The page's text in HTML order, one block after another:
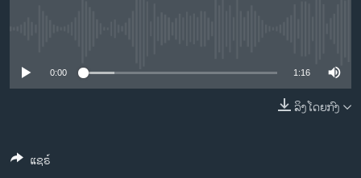
ອິດສະຫຼະພາບດ້ານການຂ່າວ
ວິທະຍາສາດ-ເທັກໂນໂລຈີ
0:00 1:16
ລິງໂດຍກົງ
ແຊຣ໌